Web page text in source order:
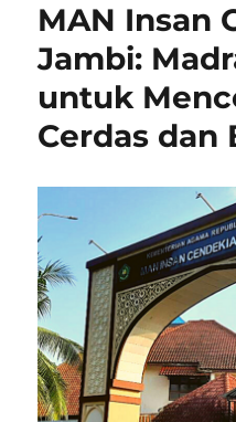
MAN Insan
Jambi:
untuk
Cerdas dan